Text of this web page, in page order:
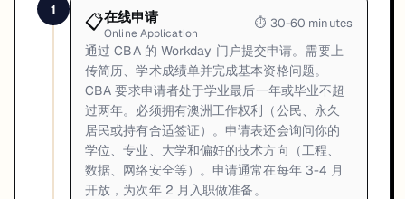
1
📋在线申请
Online Application
⏱ 30-60 minutes
通过 CBA 的 Workday 门户提交申请。需要上
传简历、学术成绩单并完成基本资格问题。
CBA 要求申请者处于学业最后一年或毕业不超
过两年。必须拥有澳洲工作权利（公民、永久
居民或持有合适签证）。申请表还会询问你的
学位、专业、大学和偏好的技术方向（工程、
数据、网络安全等）。申请通常在每年 3-4 月
开放，为次年 2 月入职做准备。